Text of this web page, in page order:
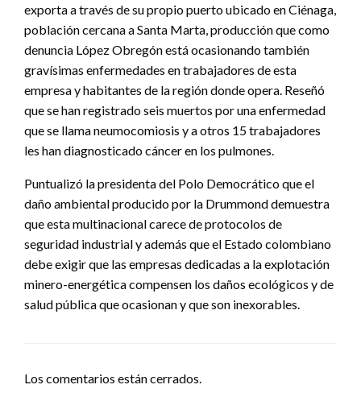
exporta a través de su propio puerto ubicado en Ciénaga,
población cercana a Santa Marta, producción que como
denuncia López Obregón está ocasionando también
gravísimas enfermedades en trabajadores de esta
empresa y habitantes de la región donde opera. Reseñó
que se han registrado seis muertos por una enfermedad
que se llama neumocomiosis y a otros 15 trabajadores
les han diagnosticado cáncer en los pulmones.
Puntualizó la presidenta del Polo Democrático que el
daño ambiental producido por la Drummond demuestra
que esta multinacional carece de protocolos de
seguridad industrial y además que el Estado colombiano
debe exigir que las empresas dedicadas a la explotación
minero-energética compensen los daños ecológicos y de
salud pública que ocasionan y que son inexorables.
Los comentarios están cerrados.